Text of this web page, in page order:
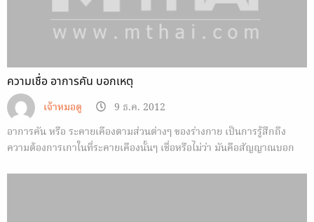
ความเชื่อ อาการคัน บอกเหตุ
เจ้าหมอดู
9 ธ.ค. 2012
อาการคัน หรือ ระคายเคืองตามส่วนต่างๆ ของร่างกาย เป็นการรู้สึกถึง
ความต้องการเกาในที่ระคายเคืองนั้นๆ เชื่อหรือไม่ว่า มันคือสัญญาณบอก